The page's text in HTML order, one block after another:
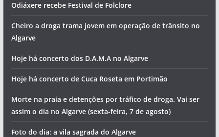
Odiáxere recebe Festival de Folclore
Cheiro a droga trama jovem em operação de trânsito no
Algarve
Hoje há concerto dos D.A.M.A no Algarve
Hoje há concerto de Cuca Roseta em Portimão
Morte na praia e detenções por tráfico de droga. Vai ser
assim o dia no Algarve (sexta-feira, 7 de agosto)
Foto do dia: a vila sagrada do Algarve